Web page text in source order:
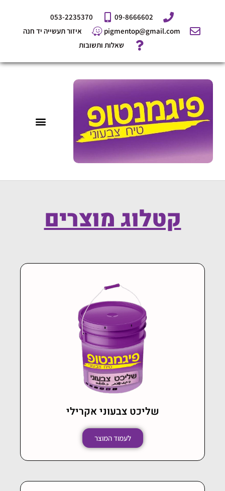
09-8666602
053-2235370
pigmentop@gmail.com
איזור תעשייה יד חנה
שאלות ותשובות
קטלוג מוצרים
שליכט צבעוני אקרילי
לעמוד המוצר